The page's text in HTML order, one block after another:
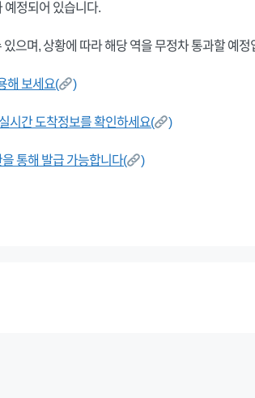
예정되어 있습니다.
으며, 상황에 따라 해당 역을 무정차 통과할 예
해 보세요( )
시간 도착정보를 확인하세요( )
통해 발급 가능합니다( )